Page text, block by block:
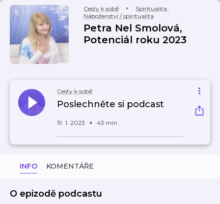
Cesty k sobě Spiritualita,
Náboženství / spiritualita
Petra Nel Smolová,
Potenciál roku 2023
Cesty k sobě
Poslechněte si podcast
19. 1. 2023 43 min
INFO KOMENTÁŘE
O epizodě podcastu